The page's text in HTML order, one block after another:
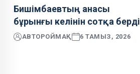
Бишімбаевтың анасы
бұрынғы келінін сотқа берді
АВТОРОЙМАҚ 6 ТАМЫЗ, 2026